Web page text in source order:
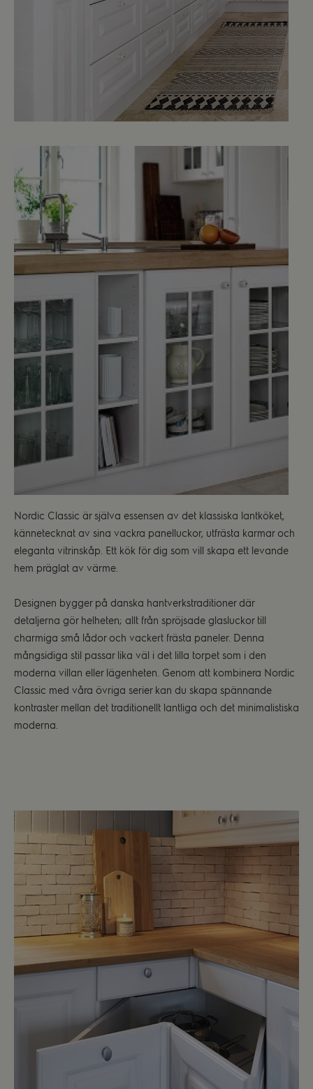
Nordic Classic är själva essensen av det klassiska lantköket,
kännetecknat av sina vackra panelluckor, utfrästa karmar och
eleganta vitrinskåp. Ett kök för dig som vill skapa ett levande
hem präglat av värme.
Designen bygger på danska hantverkstraditioner där
detaljerna gör helheten; allt från spröjsade glasluckor till
charmiga små lådor och vackert frästa paneler. Denna
mångsidiga stil passar lika väl i det lilla torpet som i den
moderna villan eller lägenheten. Genom att kombinera Nordic
Classic med våra övriga serier kan du skapa spännande
kontraster mellan det traditionellt lantliga och det minimalistiska
moderna.